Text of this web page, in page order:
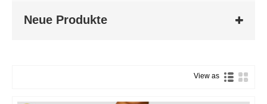
Neue Produkte
View as